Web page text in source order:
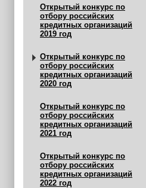
Открытый конкурс по
отбору российских
кредитных организаций
2019 год
Открытый конкурс по
отбору российских
кредитных организаций
2020 год
Открытый конкурс по
отбору российских
кредитных организаций
2021 год
Открытый конкурс по
отбору российских
кредитных организаций
2022 год